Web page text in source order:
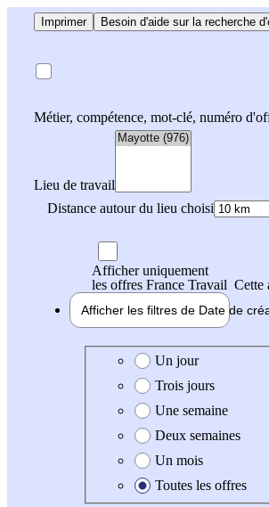
Imprimer Besoin d'aide sur la recherche
Métier, compétence, mot-clé, numéro
Lieu de travail
Distance autour du lieu choisi
Afficher uniquement
les offres France Travail Cette
Afficher les filtres de Date de
Date de création de l'offre
Un jour
Trois jours
Une semaine
Deux semaines
Un mois
Toutes les offres